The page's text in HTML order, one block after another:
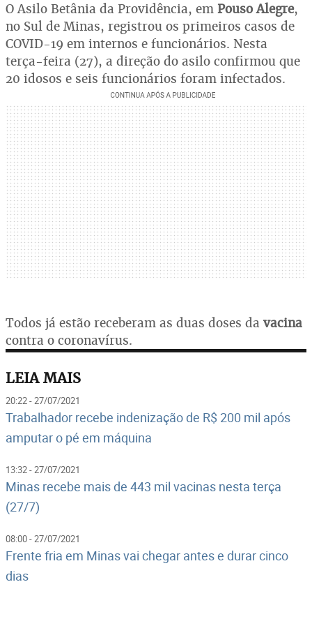
O Asilo Betânia da Providência, em Pouso Alegre,
no Sul de Minas, registrou os primeiros casos de
COVID-19 em internos e funcionários. Nesta
terça-feira (27), a direção do asilo confirmou que
20 idosos e seis funcionários foram infectados.
Todos já estão receberam as duas doses da vacina
contra o coronavírus.
LEIA MAIS
20:22 - 27/07/2021
Trabalhador recebe indenização de R$ 200 mil após
amputar o pé em máquina
13:32 - 27/07/2021
Minas recebe mais de 443 mil vacinas nesta terça
(27/7)
08:00 - 27/07/2021
Frente fria em Minas vai chegar antes e durar cinco
dias